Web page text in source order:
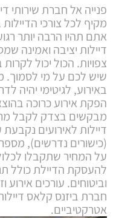
פנייה אל חברת שירותי
מקיף לכל צורכי
אתם תהיו הרבה יותר
דיילות יציבה ואמינה
צפויות. הכול יכול
שיש לכם על מי לסמוך.
באירוע, לגיטימי יהיה
הפקת אירוע כרוכה
מבקשים בצדק לקבל
דיילות לאירועים
(כישורים נדרשים),
על המחיר שתקבלו
להעסקת הדיילת כולל
וביטוחים. עורכים אירוע
חברת ביזנס קלאס
אטרקטיביים.